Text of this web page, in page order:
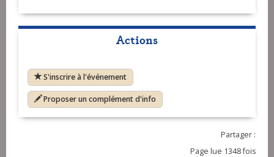
Actions
S'inscrire à l'événement
Proposer un complément d'info
Partager :
Page lue 1348 fois